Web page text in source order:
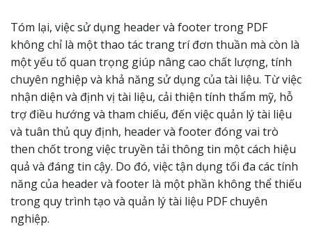
Tóm lại, việc sử dụng header và footer trong PDF
không chỉ là một thao tác trang trí đơn thuần mà còn là
một yếu tố quan trọng giúp nâng cao chất lượng, tính
chuyên nghiệp và khả năng sử dụng của tài liệu. Từ việc
nhận diện và định vị tài liệu, cải thiện tính thẩm mỹ, hỗ
trợ điều hướng và tham chiếu, đến việc quản lý tài liệu
và tuân thủ quy định, header và footer đóng vai trò
then chốt trong việc truyền tải thông tin một cách hiệu
quả và đáng tin cậy. Do đó, việc tận dụng tối đa các tính
năng của header và footer là một phần không thể thiếu
trong quy trình tạo và quản lý tài liệu PDF chuyên
nghiệp.